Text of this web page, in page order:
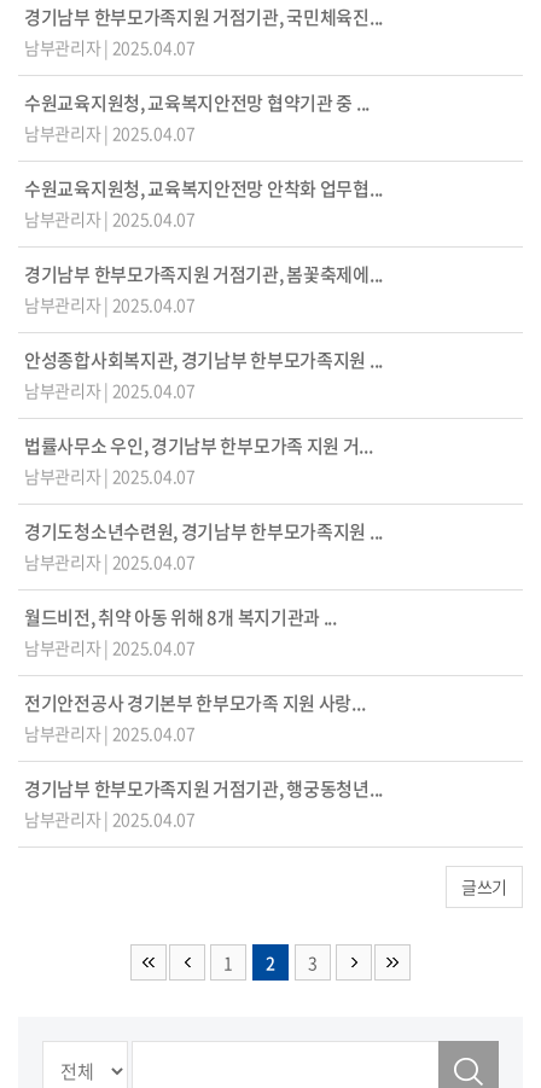
경기남부 한부모가족지원 거점기관, 국민체육진...
남부관리자| 2025.04.07
수원교육지원청, 교육복지안전망 협약기관 중 ...
남부관리자| 2025.04.07
수원교육지원청, 교육복지안전망 안착화 업무협...
남부관리자| 2025.04.07
경기남부 한부모가족지원 거점기관, 봄꽃축제에...
남부관리자| 2025.04.07
안성종합사회복지관, 경기남부 한부모가족지원 ...
남부관리자| 2025.04.07
법률사무소 우인, 경기남부 한부모가족 지원 거...
남부관리자| 2025.04.07
경기도청소년수련원, 경기남부 한부모가족지원 ...
남부관리자| 2025.04.07
월드비전, 취약 아동 위해 8개 복지기관과 ...
남부관리자| 2025.04.07
전기안전공사 경기본부 한부모가족 지원 사랑...
남부관리자| 2025.04.07
경기남부 한부모가족지원 거점기관, 행궁동청년...
남부관리자| 2025.04.07
글쓰기
1 2 3